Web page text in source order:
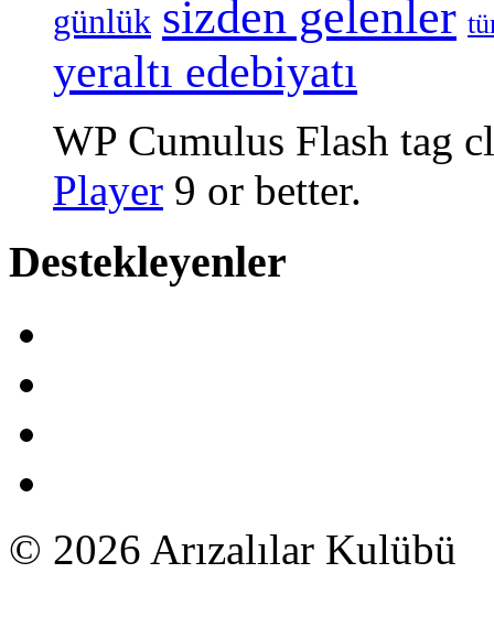
günlük sizden gelenler
yeraltı edebiyatı
WP Cumulus Flash tag
Player 9 or better.
Destekleyenler
© 2026 Arızalılar Kulübü